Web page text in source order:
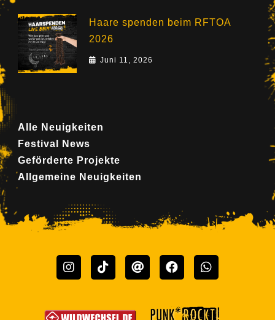
Haare spenden beim RFTOA
2026
Juni 11, 2026
Alle Neuigkeiten
Festival News
Geförderte Projekte
Allgemeine Neuigkeiten
InstagramTikTok ThreadsFacebookWhatsapp